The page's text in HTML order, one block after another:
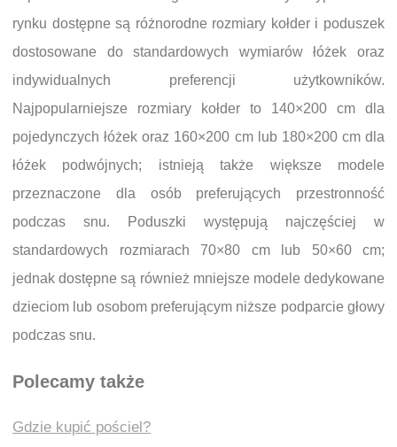
rynku dostępne są różnorodne rozmiary kołder i poduszek
dostosowane do standardowych wymiarów łóżek oraz
indywidualnych preferencji użytkowników.
Najpopularniejsze rozmiary kołder to 140×200 cm dla
pojedynczych łóżek oraz 160×200 cm lub 180×200 cm dla
łóżek podwójnych; istnieją także większe modele
przeznaczone dla osób preferujących przestronność
podczas snu. Poduszki występują najczęściej w
standardowych rozmiarach 70×80 cm lub 50×60 cm;
jednak dostępne są również mniejsze modele dedykowane
dzieciom lub osobom preferującym niższe podparcie głowy
podczas snu.
Polecamy także
Gdzie kupić pościel?